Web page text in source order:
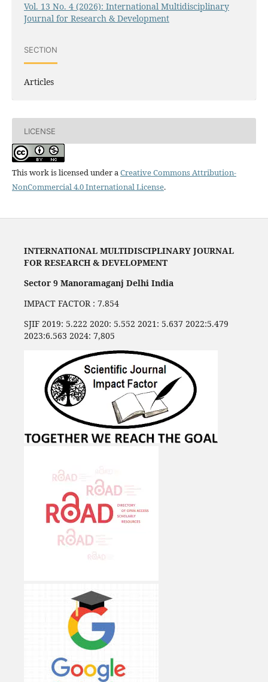
Vol. 13 No. 4 (2026): International Multidisciplinary
Journal for Research & Development
SECTION
Articles
LICENSE
This work is licensed under aCreative Commons Attribution-
NonCommercial 4.0 International License.
INTERNATIONAL MULTIDISCIPLINARY JOURNAL
FOR RESEARCH & DEVELOPMENT
Sector 9 Manoramaganj Delhi India
IMPACT FACTOR : 7.854
SJIF 2019: 5.222 2020: 5.552 2021: 5.637 2022:5.479
2023:6.563 2024: 7,805